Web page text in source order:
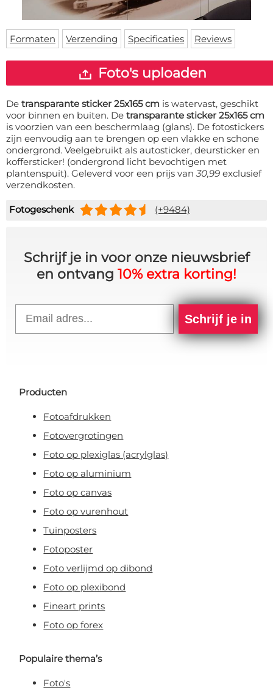
Vloermat
Skateboard deck
Levertijden
Inloggen
WhatsApp
Formaten Verzending Specificaties Reviews
Foto's uploaden
De transparante sticker 25x165 cm is watervast, geschikt
voor binnen en buiten. De transparante sticker 25x165 cm
is voorzien van een beschermlaag (glans). De fotostickers
zijn eenvoudig aan te brengen op een vlakke en schone
ondergrond. Veelgebruikt als autosticker, deursticker en
koffersticker! (ondergrond licht bevochtigen met
plantenspuit). Geleverd voor een prijs van30,99 exclusief
verzendkosten.
Fotogeschenk (+9484)
Schrijf je in voor onze nieuwsbrief
en ontvang 10% extra korting!
Schrijf je in
Producten
Fotoafdrukken
Fotovergrotingen
Foto op plexiglas (acrylglas)
Foto op aluminium
Foto op canvas
Foto op vurenhout
Tuinposters
Fotoposter
Foto verlijmd op dibond
Foto op plexibond
Fineart prints
Foto op forex
Populaire thema’s
Foto's